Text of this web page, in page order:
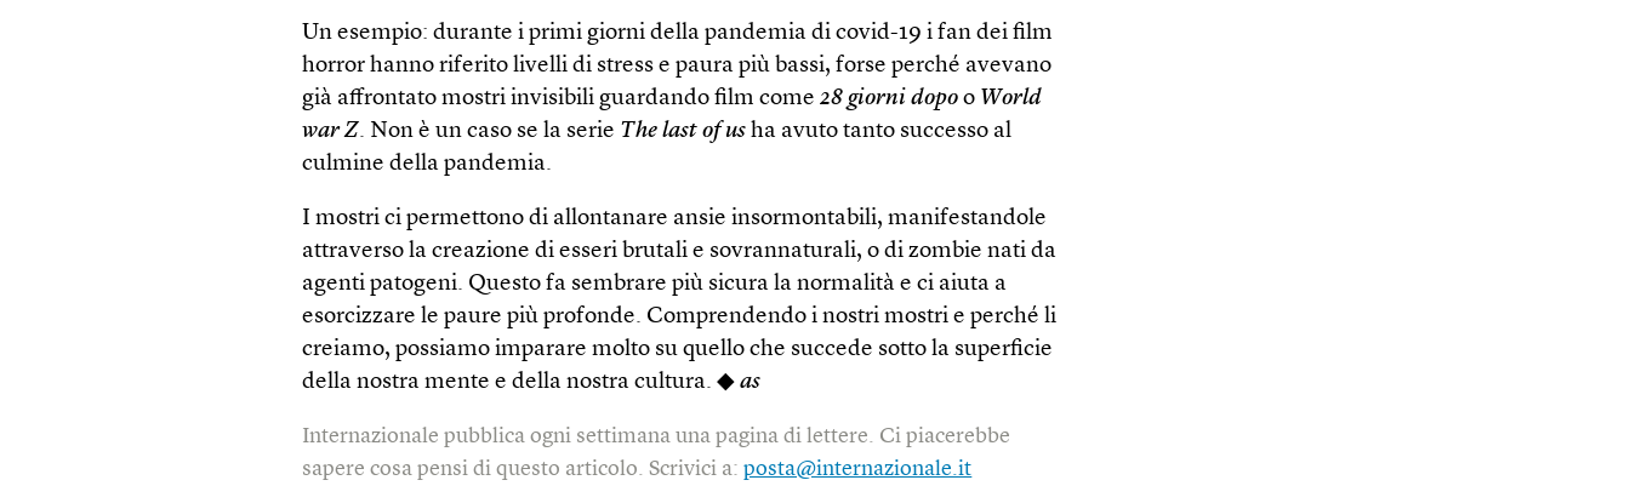
Un esempio: durante i primi giorni della pandemia di covid-19 i fan dei film
horror hanno riferito livelli di stress e paura più bassi, forse perché avevano
già affrontato mostri invisibili guardando film come28 giorni dopo o World
war Z. Non è un caso se la serie The last of us ha avuto tanto successo al
culmine della pandemia.
I mostri ci permettono di allontanare ansie insormontabili, manifestandole
attraverso la creazione di esseri brutali e sovrannaturali, o di zombie nati da
agenti patogeni. Questo fa sembrare più sicura la normalità e ci aiuta a
esorcizzare le paure più profonde. Comprendendo i nostri mostri e perché li
creiamo, possiamo imparare molto su quello che succede sotto la superficie
della nostra mente e della nostra cultura. ◆as
Internazionale pubblica ogni settimana una pagina di lettere. Ci piacerebbe
sapere cosa pensi di questo articolo. Scrivici a:posta@internazionale.it